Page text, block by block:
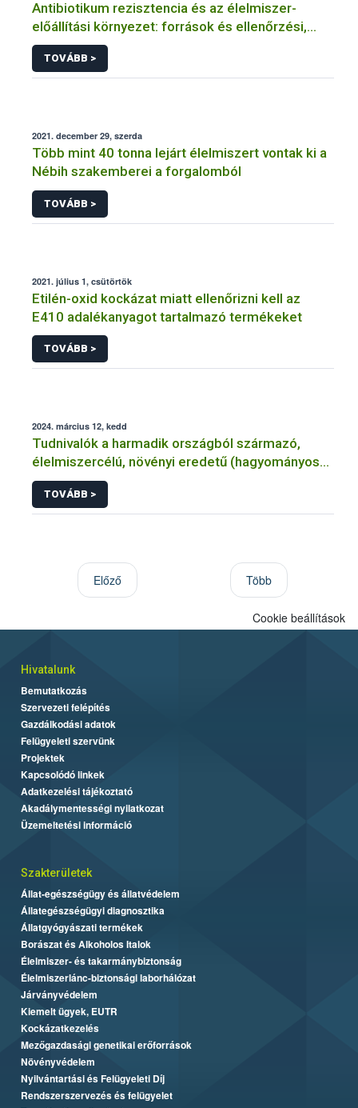
Antibiotikum rezisztencia és az élelmiszer-
előállítási környezet: források és ellenőrzési,
szabályozási lehetőségek
TOVÁBB >
2021. december 29, szerda
Több mint 40 tonna lejárt élelmiszert vontak ki a
Nébih szakemberei a forgalomból
TOVÁBB >
2021. július 1, csütörtök
Etilén-oxid kockázat miatt ellenőrizni kell az
E410 adalékanyagot tartalmazó termékeket
TOVÁBB >
2024. március 12, kedd
Tudnivalók a harmadik országból származó,
élelmiszercélú, növényi eredetű (hagyományos
és ökológiai/átállási) termékek mintavételének
költségéről
TOVÁBB >
Előző Több
Cookie beállítások
Hivatalunk
Bemutatkozás
Szervezeti felépítés
Gazdálkodási adatok
Felügyeleti szervünk
Projektek
Kapcsolódó linkek
Adatkezelési tájékoztató
Akadálymentességi nyilatkozat
Üzemeltetési információ
Szakterületek
Állat-egészségügy és állatvédelem
Állategészségügyi diagnosztika
Állatgyógyászati termékek
Borászat és Alkoholos Italok
Élelmiszer- és takarmánybiztonság
Élelmiszerlánc-biztonsági laborhálózat
Járványvédelem
Kiemelt ügyek, EUTR
Kockázatkezelés
Mezőgazdasági genetikai erőforrások
Növényvédelem
Nyilvántartási és Felügyeleti Díj
Rendszerszervezés és felügyelet